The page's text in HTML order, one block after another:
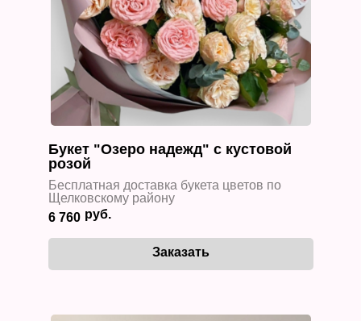
Букет "Озеро надежд" с кустовой
розой
Бесплатная доставка букета цветов по
Щелковскому району
6 760